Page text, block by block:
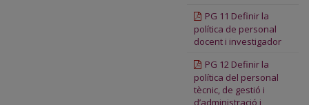
PG 11 Definir la
política de personal
docent i investigador
PG 12 Definir la
política del personal
tècnic, de gestió i
d’administració i